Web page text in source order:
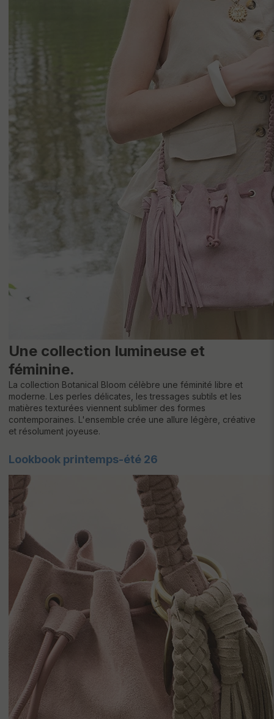
Une collection lumineuse et
féminine.
La collection Botanical Bloom célèbre une féminité libre et
moderne. Les perles délicates, les tressages subtils et les
matières texturées viennent sublimer des formes
contemporaines. L'ensemble crée une allure légère, créative
et résolument joyeuse.
Lookbook printemps-été 26